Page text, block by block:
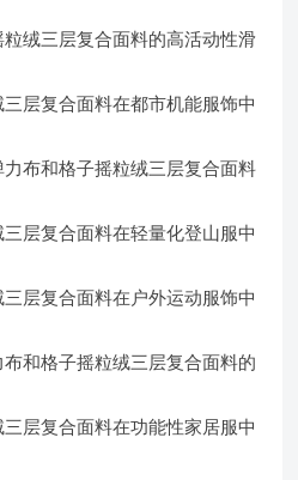
绒三层复合面料的高活动性滑
层复合面料在都市机能服饰中
布和格子摇粒绒三层复合面料
层复合面料在轻量化登山服中
层复合面料在户外运动服饰中
和格子摇粒绒三层复合面料的
层复合面料在功能性家居服中